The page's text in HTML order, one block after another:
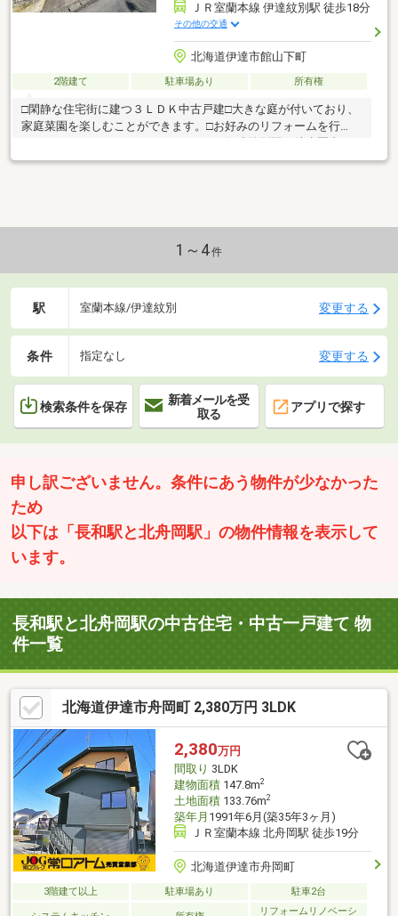
ＪＲ室蘭本線 伊達紋別駅 徒歩18分
その他の交通
北海道伊達市館山下町
2階建て 駐車場あり 所有権
□閑静な住宅街に建つ３ＬＤＫ中古戸建□大きな庭が付いており、
家庭菜園を楽しむことができます。□お好みのリフォームを行
周辺には、スーパー、ドラッグストア、コンビニなど買い物施設
1～4件
駅 室蘭本線/伊達紋別 変更する
条件 指定なし 変更する
検索条件を保存
新着メールを受
取る
アプリで探す
申し訳ございません。条件にあう物件が少なかった
ため
以下は「長和駅と北舟岡駅」の物件情報を表示して
います。
長和駅と北舟岡駅の中古住宅・中古一戸建て 物
件一覧
北海道伊達市舟岡町 2,380万円 3LDK
2,380万円
間取り 3LDK
建物面積147.8m2
土地面積133.76m2
築年月 1991年6月(築35年3ヶ月)
ＪＲ室蘭本線 北舟岡駅 徒歩19分
北海道伊達市舟岡町
3階建て以上 駐車場あり 駐車2台
リフォームリノベーシ